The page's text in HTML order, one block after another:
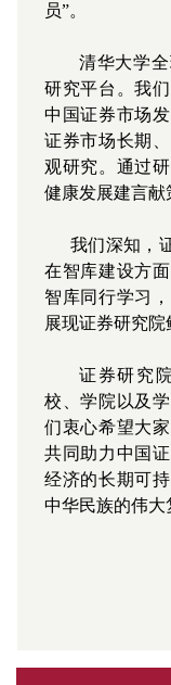
员”。
清华大学
研究平台。我
中国证券市场
证券市场长期
观研究。通过
健康发展建言献
我们深知，
在智库建设方
智库同行学习
展现证券研究院
证券研究
校、学院以及
们衷心希望大
共同助力中国
经济的长期可
中华民族的伟大